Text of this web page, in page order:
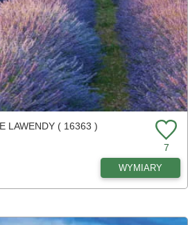
LAWENDY ( 16363 )
7
WYMIARY